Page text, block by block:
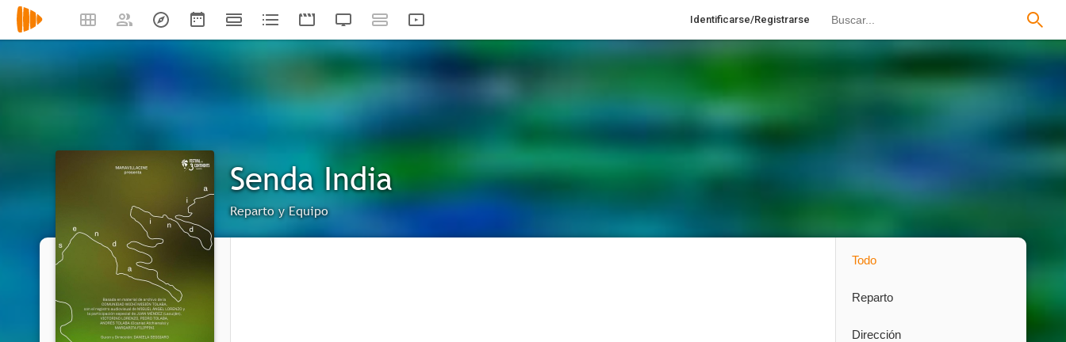
Identificarse/Registrarse
Senda India
Reparto y Equipo
Todo
Reparto
Dirección